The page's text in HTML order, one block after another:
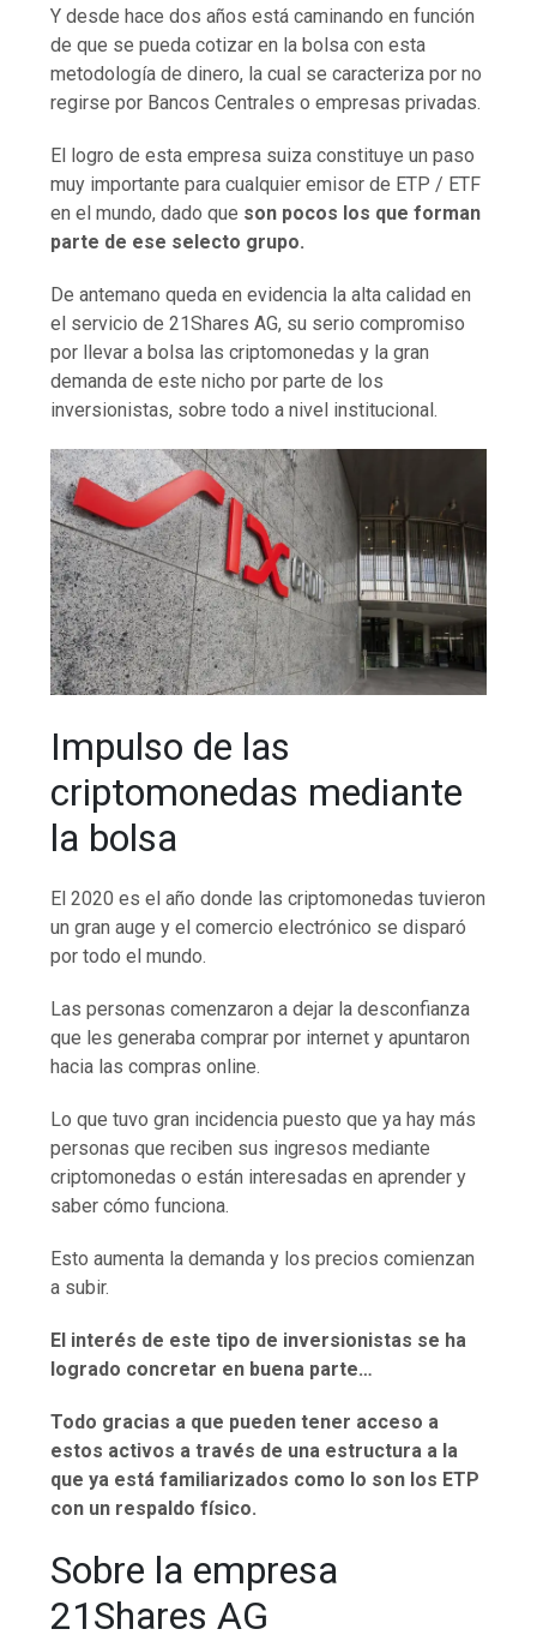
Y desde hace dos años está caminando en función
de que se pueda cotizar en la bolsa con esta
metodología de dinero, la cual se caracteriza por no
regirse por Bancos Centrales o empresas privadas.
El logro de esta empresa suiza constituye un paso
muy importante para cualquier emisor de ETP / ETF
en el mundo, dado que son pocos los que forman
parte de ese selecto grupo.
De antemano queda en evidencia la alta calidad en
el servicio de 21Shares AG, su serio compromiso
por llevar a bolsa las criptomonedas y la gran
demanda de este nicho por parte de los
inversionistas, sobre todo a nivel institucional.
Impulso de las
criptomonedas mediante
la bolsa
El 2020 es el año donde las criptomonedas tuvieron
un gran auge y el comercio electrónico se disparó
por todo el mundo.
Las personas comenzaron a dejar la desconfianza
que les generaba comprar por internet y apuntaron
hacia las compras online.
Lo que tuvo gran incidencia puesto que ya hay más
personas que reciben sus ingresos mediante
criptomonedas o están interesadas en aprender y
saber cómo funciona.
Esto aumenta la demanda y los precios comienzan
a subir.
El interés de este tipo de inversionistas se ha
logrado concretar en buena parte…
Todo gracias a que pueden tener acceso a
estos activos a través de una estructura a la
que ya está familiarizados como lo son los ETP
con un respaldo físico.
Sobre la empresa
21Shares AG